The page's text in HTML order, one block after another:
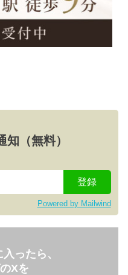
（無料）
Powered by Mailwind
ったら、
Xを